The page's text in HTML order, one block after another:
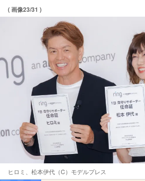
( 画像23/31 )
ヒロミ、松本伊代（C）モデルプレス